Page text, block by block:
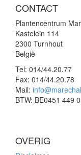
CONTACT
Plantencentrum
Kastelein 114
2300 Turnhout
België
Tel: 014/44.20.77
Fax: 014/44.20.78
Mail:
BTW: BE0451 449
OVERIG